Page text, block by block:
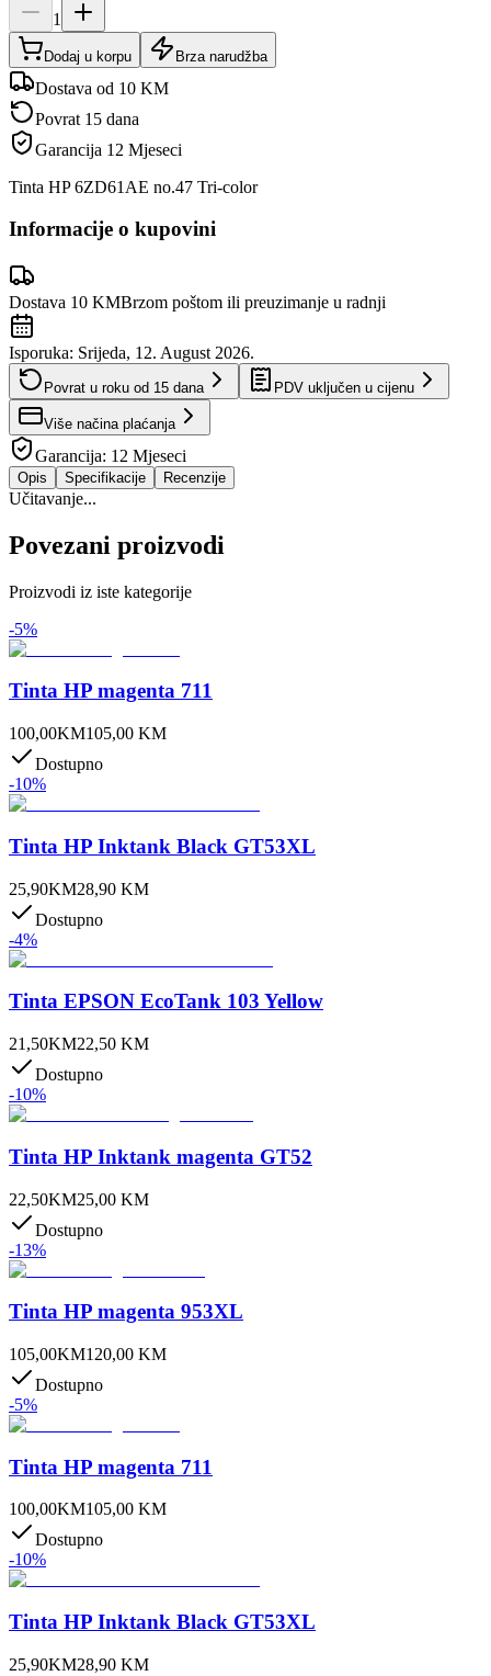
1
Dodaj u korpu Brza narudžba
Dostava od 10 KM
Povrat 15 dana
Garancija 12 Mjeseci
Tinta HP 6ZD61AE no.47 Tri-color
Informacije o kupovini
Dostava 10 KMBrzom poštom ili preuzimanje u radnji
Isporuka: Srijeda, 12. August 2026.
Povrat u roku od 15 dana PDV uključen u cijenu
Više načina plaćanja
Garancija: 12 Mjeseci
Opis Specifikacije Recenzije
Učitavanje...
Povezani proizvodi
Proizvodi iz iste kategorije
-5%
Tinta HP magenta 711
100,00KM105,00 KM
Dostupno
-10%
Tinta HP Inktank Black GT53XL
25,90KM28,90 KM
Dostupno
-4%
Tinta EPSON EcoTank 103 Yellow
21,50KM22,50 KM
Dostupno
-10%
Tinta HP Inktank magenta GT52
22,50KM25,00 KM
Dostupno
-13%
Tinta HP magenta 953XL
105,00KM120,00 KM
Dostupno
-5%
Tinta HP magenta 711
100,00KM105,00 KM
Dostupno
-10%
Tinta HP Inktank Black GT53XL
25,90KM28,90 KM